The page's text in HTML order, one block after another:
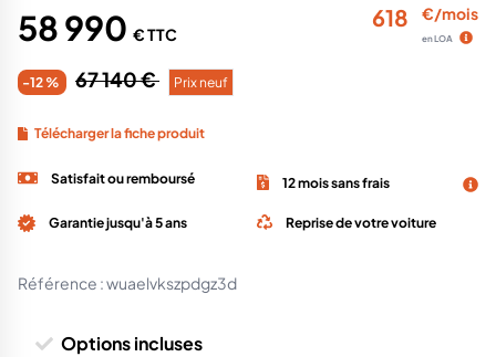
58 990 € TTC
-12 % 67 140 € Prix neuf
618 €/mois
en LOA
Télécharger la fiche produit
Satisfait ou remboursé 12 mois sans frais
Garantie jusqu'à 5 ans Reprise de votre voiture
Référence :wuaelvkszpdgz3d
Options incluses